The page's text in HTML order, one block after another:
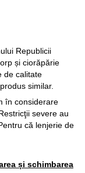
Republicii
și ciorăpărie
de calitate
similar.
în considerare
severe au
că lenjerie de
și schimbarea